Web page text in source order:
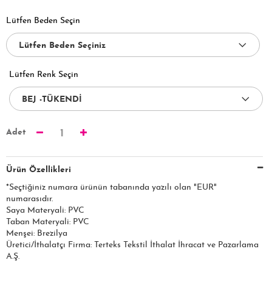
Lütfen Beden Seçin
Lütfen Renk Seçin
Adet 1
Ürün Özellikleri
*Seçtiğiniz numara ürünün tabanında yazılı olan "EUR"
numarasıdır.
Saya Materyali: PVC
Taban Materyali: PVC
Menşei: Brezilya
Üretici/İthalatçı Firma: Terteks Tekstil İthalat İhracat ve Pazarlama
A.Ş.